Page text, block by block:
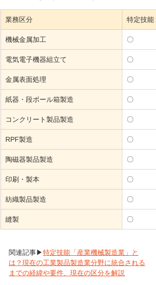
業務区分 特定技能
機械金属加工 〇
電気電子機器組立て 〇
金属表面処理 〇
紙器・段ボール箱製造 〇
コンクリート製品製造 〇
RPF製造 〇
陶磁器製品製造 〇
印刷・製本 〇
紡織製品製造 〇
縫製 〇
関連記事▶特定技能「産業機械製造業」と
は？現在の工業製品製造業分野に統合される
までの経緯や要件、現在の区分を解説